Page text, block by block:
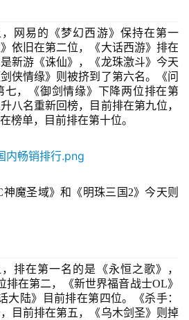
，网易的《梦幻西游》保持在第一
依旧在第二位，《大话西游》排在
新游《诛仙》，《龙珠激斗》今天
剑侠情缘》则被挤到了第六名。《问
，
《御剑情缘》下降两位排在第
八名重新回榜，目前排在第九位，
榜单，目前排在第十位。
魔圣域》和《明珠三国2》今天则
，排在第一名的是《永恒之歌》，
排在第二， 《新世界福音战士OL》
大陆》目前排在第四位。《杀手：
目前排在第五，《乌木剑圣》则掉